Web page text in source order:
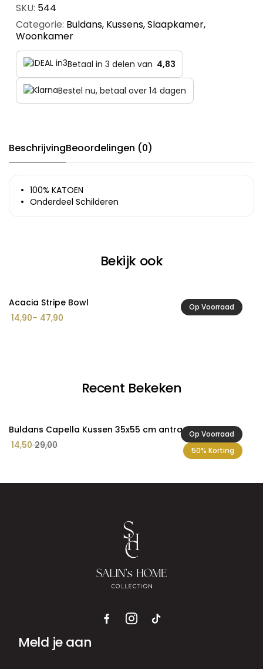
SKU: 544
Categorie: Buldans, Kussens,Slaapkamer,
Woonkamer
Betaal in 3 delen van 4,83
Bestel nu, betaal over 14 dagen
BeschrijvingBeoordelingen (0)
100% KATOEN
Onderdeel Schilderen
Bekijk ook
Op Voorraad
Acacia Stripe Bowl
14,90– 47,90
Prijsklasse:
Recent Bekeken
Op Voorraad
50% Korting
Buldans Capella Kussen 35x55 cm antraciet
14,5029,00
Meld je aan